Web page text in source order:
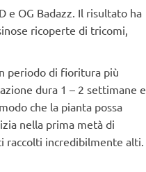
e OG Badazz. Il risultato ha
ricoperte di tricomi,
periodo di fioritura più
dura 1 – 2 settimane e
che la pianta possa
nella prima metà di
raccolti incredibilmente alti.